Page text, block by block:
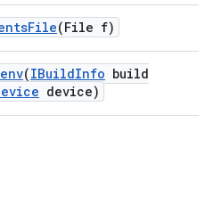
File(File f)
(IBuildInfo build
device)